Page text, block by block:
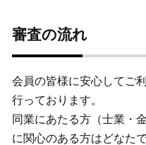
審査の流れ
会員の皆様に安心してご
行っております。
同業にあたる方（士業・
に関心のある方はどなた